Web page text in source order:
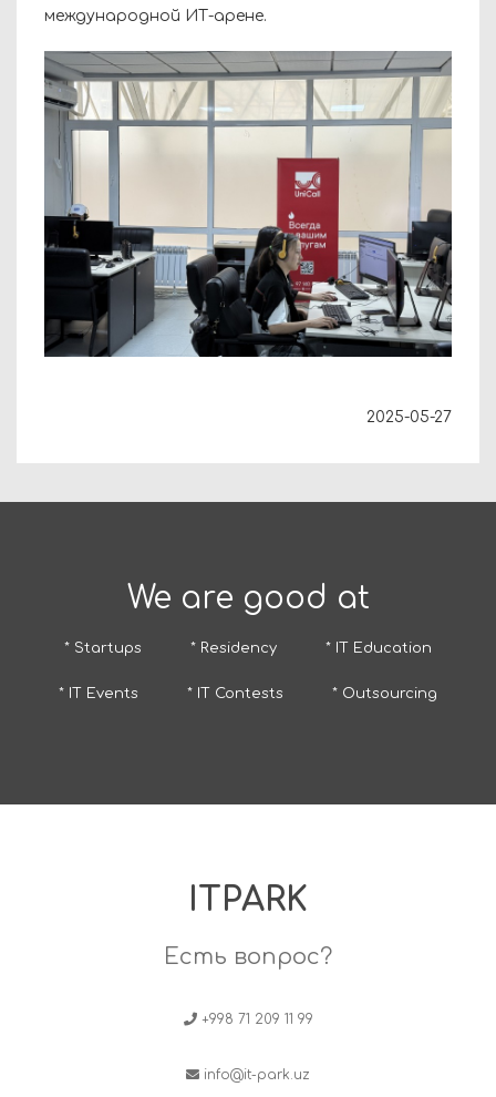
международной ИТ-арене.
2025-05-27
We are good at
* Startups * Residency * IT Education
* IT Events * IT Contests * Outsourcing
ITPARK
Есть вопрос?
+998 71 209 11 99
info@it-park.uz